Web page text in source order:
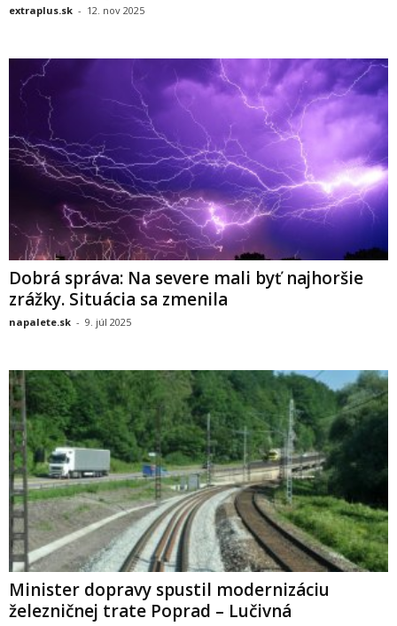
extraplus.sk - 12. nov 2025
Dobrá správa: Na severe mali byť najhoršie
zrážky. Situácia sa zmenila
napalete.sk - 9. júl 2025
Minister dopravy spustil modernizáciu
železničnej trate Poprad – Lučivná